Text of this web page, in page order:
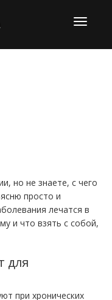
но не знаете, с чего
просто и
лечатся в
и что взять с собой,
для
при хронических